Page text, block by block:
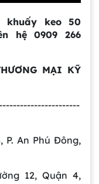
khuấy keo 50
hệ 0909 266
MẠI KỸ
P. An Phú Đông,
12, Quận 4,
gì? Ứng dụng, cấu
quả
Giải Pháp Tối Ưu
bể công nghiệp
lít là gì? Cấu tạo,
thực phẩm hiện